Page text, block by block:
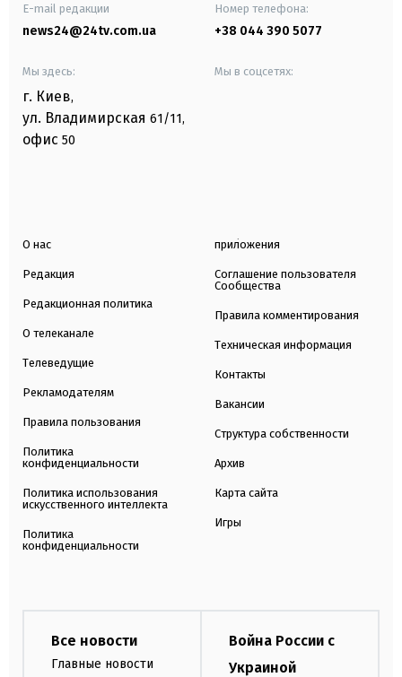
E-mail редакции
news24@24tv.com.ua
Номер телефона:
+38 044 390 5077
Мы здесь:
г. Киев,
ул. Владимирская 61/11,
офис 50
Мы в соцсетях:
О нас
Редакция
Редакционная политика
О телеканале
Телеведущие
Рекламодателям
Правила пользования
Политика
конфиденциальности
Политика использования
искусственного интеллекта
Политика
конфиденциальности
приложения
Соглашение пользователя
Сообщества
Правила комментирования
Техническая информация
Контакты
Вакансии
Структура собственности
Архив
Карта сайта
Игры
Все новости
Главные новости
Война России с
Украиной